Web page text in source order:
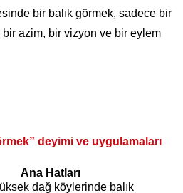
bir balık görmek, sadece bir
azim, bir vizyon ve bir eylem
deyimi ve uygulamaları
Ana Hatları
dağ köylerinde balık